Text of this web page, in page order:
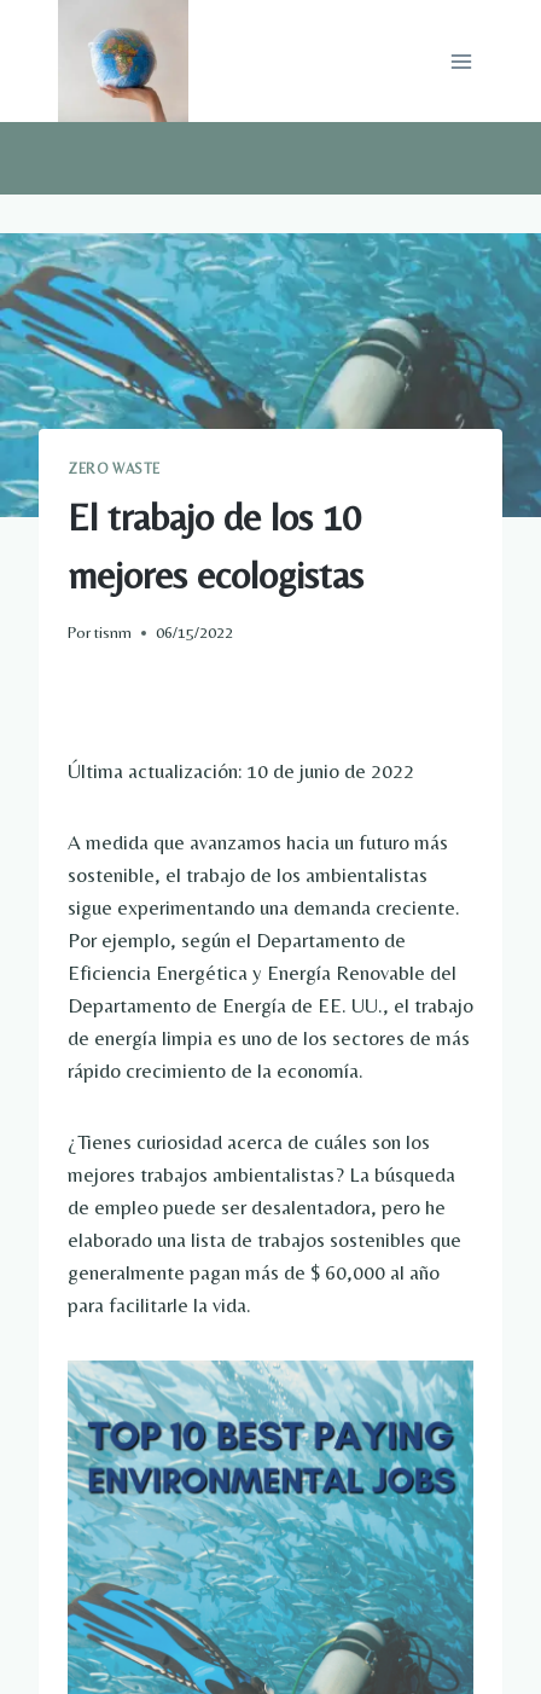
ZERO WASTE
El trabajo de los 10
mejores ecologistas
Portisnm 06/15/2022
Última actualización: 10 de junio de 2022
A medida que avanzamos hacia un futuro más
sostenible, el trabajo de los ambientalistas
sigue experimentando una demanda creciente.
Por ejemplo, según el Departamento de
Eficiencia Energética y Energía Renovable del
Departamento de Energía de EE. UU., el trabajo
de energía limpia es uno de los sectores de más
rápido crecimiento de la economía.
¿Tienes curiosidad acerca de cuáles son los
mejores trabajos ambientalistas? La búsqueda
de empleo puede ser desalentadora, pero he
elaborado una lista de trabajos sostenibles que
generalmente pagan más de $ 60,000 al año
para facilitarle la vida.